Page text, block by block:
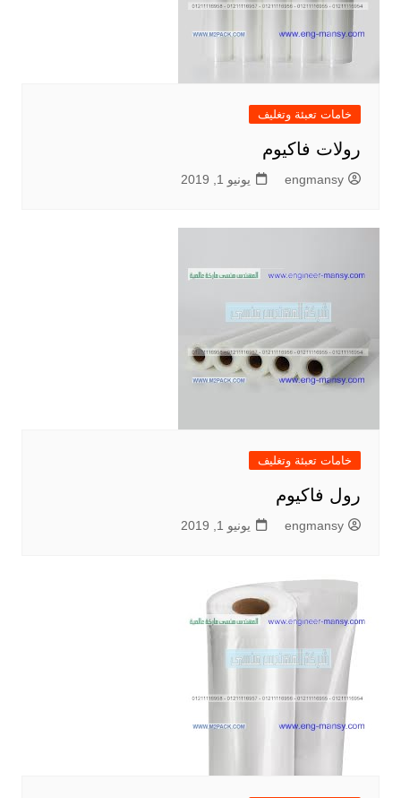
خامات تعبئة وتغليف
رولات فاكيوم
engmansy يونيو 1, 2019
خامات تعبئة وتغليف
رول فاكيوم
engmansy يونيو 1, 2019